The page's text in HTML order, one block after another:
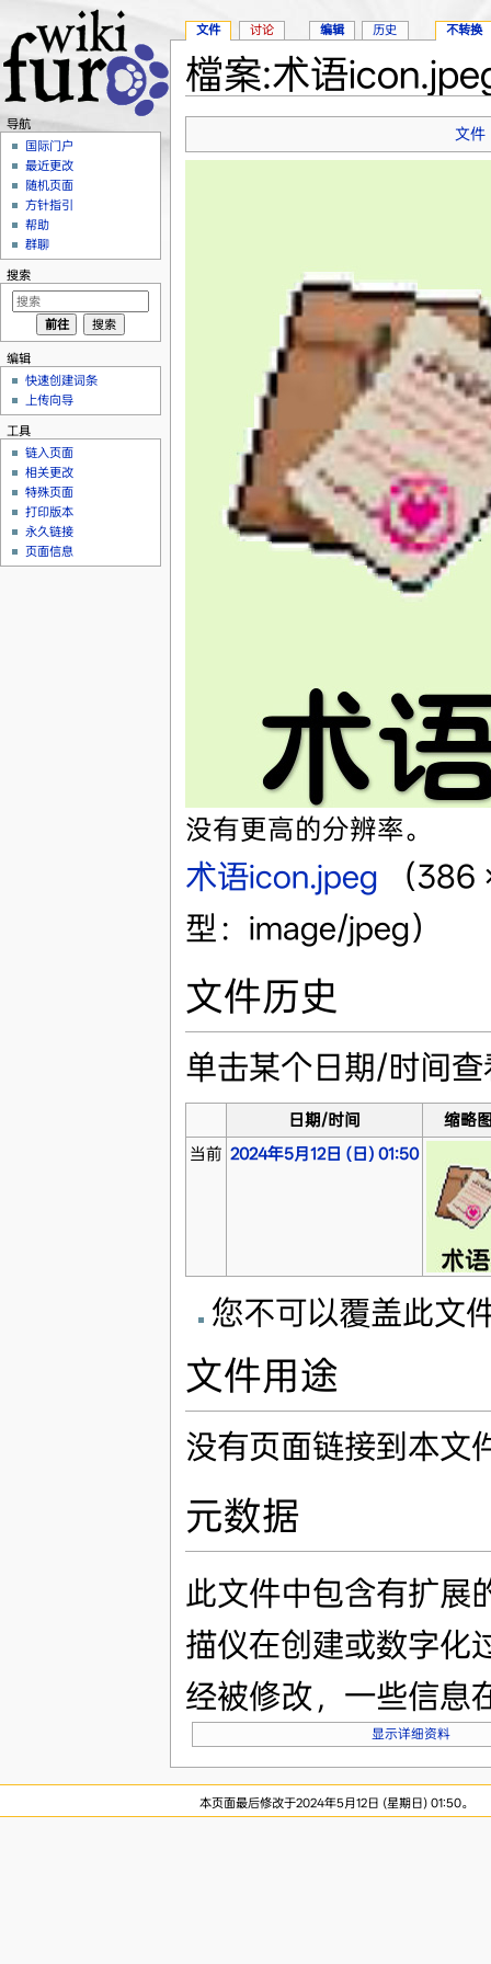
檔案:术语
文件
没有更高的分辨率。
术语icon.jpeg
（
型：image/jpeg）
文件历史
单击某个日期/时间
日期/时间
缩略
当前 2024年5月12日 (日) 01:50
您不可以覆盖此文
文件用途
没有页面链接到本文
元数据
此文件中包含有扩展
描仪在创建或数字化
经被修改，一些信息
显示详细资料
文件 讨论 编辑 历史 不转换
导航
国际门户
最近更改
随机页面
方针指引
帮助
群聊
搜索
编辑
快速创建词条
上传向导
工具
链入页面
相关更改
特殊页面
打印版本
永久链接
页面信息
本页面最后修改于2024年5月12日 (星期日) 01:50。